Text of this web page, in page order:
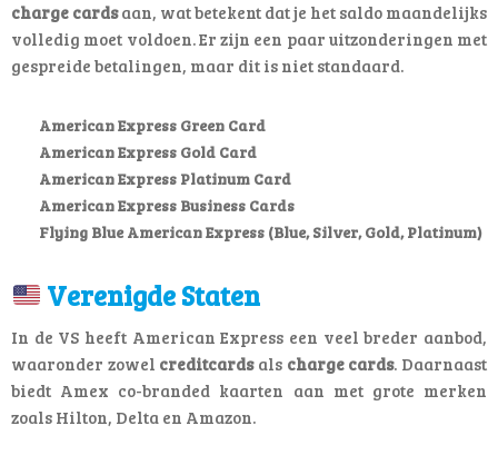
charge cardsaan, wat betekent dat je het saldo maandelijks
volledig moet voldoen. Er zijn een paar uitzonderingen met
gespreide betalingen, maar dit is niet standaard.
American Express Green Card
American Express Gold Card
American Express Platinum Card
American Express Business Cards
Flying Blue American Express (Blue, Silver, Gold, Platinum)
Verenigde Staten
In de VS heeft American Express een veel breder aanbod,
waaronder zowel creditcardsals charge cards. Daarnaast
biedt Amex co-branded kaarten aan met grote merken
zoals Hilton, Delta en Amazon.